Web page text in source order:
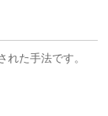
れた手法です。